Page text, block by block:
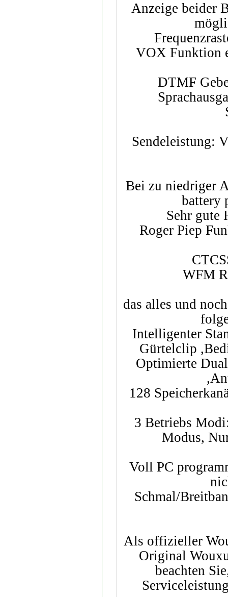
Anzeige beider
VOX Funktion
DTMF
Sendeleistung:
Bei zu niedriger
battery
Sehr gute
Roger Piep
WFM
das alles und
Intelligenter
Gürtelclip
Optimierte
128
3 Betriebs
Modus,
Voll PC
Schmal/
Als offizieller
Original
beachten